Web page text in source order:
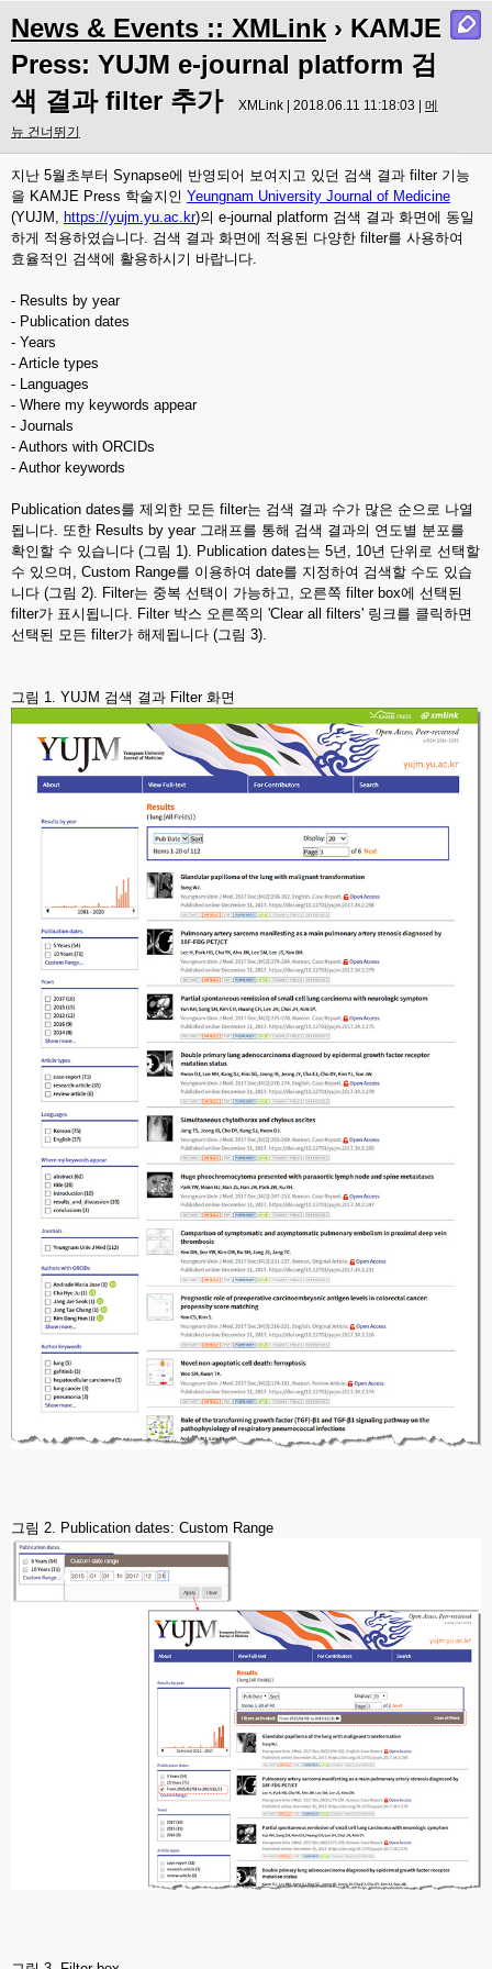
News & Events :: XMLink › KAMJE
Press: YUJM e-journal platform 검
색 결과 filter 추가
XMLink | 2018.06.11 11:18:03 | 메
뉴 건너뛰기
지난 5월초부터 Synapse에 반영되어 보여지고 있던 검색 결과 filter 기능
을 KAMJE Press 학술지인 Yeungnam University Journal of Medicine
(YUJM, https://yujm.yu.ac.kr)의 e-journal platform 검색 결과 화면에 동일
하게 적용하였습니다. 검색 결과 화면에 적용된 다양한 filter를 사용하여
효율적인 검색에 활용하시기 바랍니다.
- Results by year
- Publication dates
- Years
- Article types
- Languages
- Where my keywords appear
- Journals
- Authors with ORCIDs
- Author keywords
Publication dates를 제외한 모든 filter는 검색 결과 수가 많은 순으로 나열
됩니다. 또한 Results by year 그래프를 통해 검색 결과의 연도별 분포를
확인할 수 있습니다 (그림 1). Publication dates는 5년, 10년 단위로 선택할
수 있으며, Custom Range를 이용하여 date를 지정하여 검색할 수도 있습
니다 (그림 2). Filter는 중복 선택이 가능하고, 오른쪽 filter box에 선택된
filter가 표시됩니다. Filter 박스 오른쪽의 'Clear all filters' 링크를 클릭하면
선택된 모든 filter가 해제됩니다 (그림 3).
그림 1. YUJM 검색 결과 Filter 화면
그림 2. Publication dates: Custom Range